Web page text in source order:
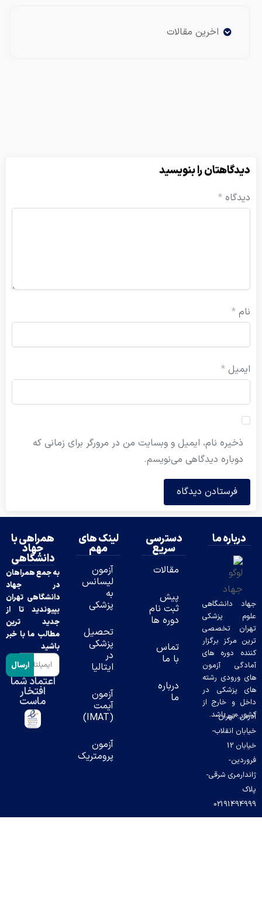
اخرین مقالات
را بنویسید
*
*
*
ذخیره نام، ایمیل و وبسایت من در مرورگر برای زمانی که
دوباره دیدگاهی می‌نویسم.
درباره ما
دانشگاهی
پزشکی
تخصصی
مرکز برگزار
دوره های
آزمون
ورودی رشته
پزشکی در
و خارج از
می باشد.
تهران-
انقلاب-
خیابان 12
شرقی-
دسترسی
سریع
مقالات
پیش
ثبت نام
دوره ها
تماس
با ما
درباره
لینک های
مهم
آزمون
لیسانس
پزشکی
تحصیل
پزشکی
ایتالیا
آزمون
آیمت
آزمون
پرومتریک
همراهی با
جهاد
دانشگاهی
به جمع همراهان
در جهاد
دانشگاهی تهران
بپیوندید تا از
جدید ترین
مطالب ما با خبر
باشید
ارسال
اعتماد شما
افتخار
ماست